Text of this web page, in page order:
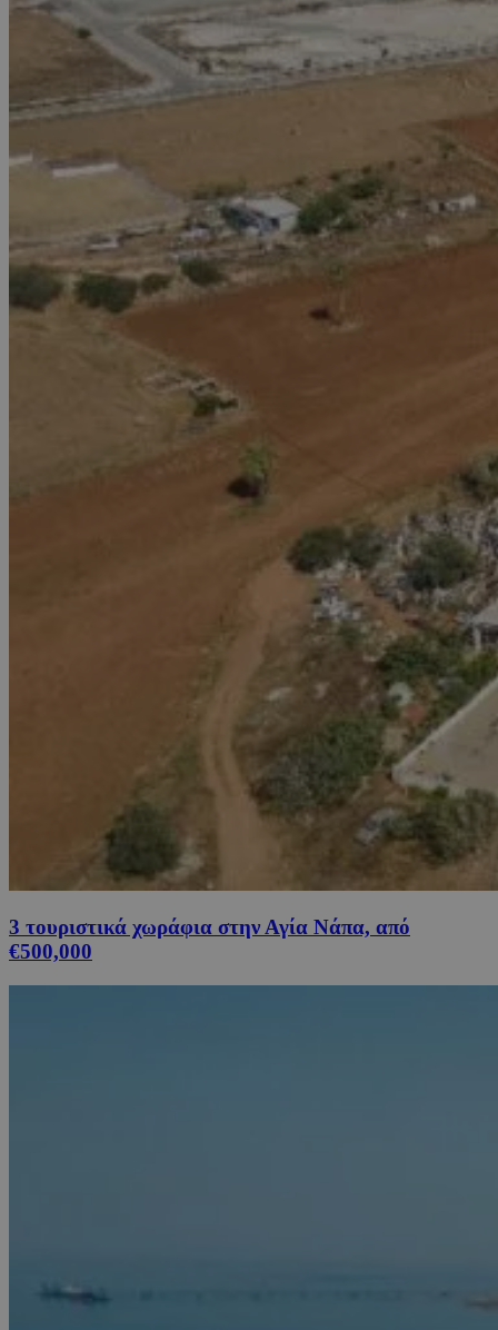
3 τουριστικά χωράφια στην Αγία Νάπα, από
€500,000